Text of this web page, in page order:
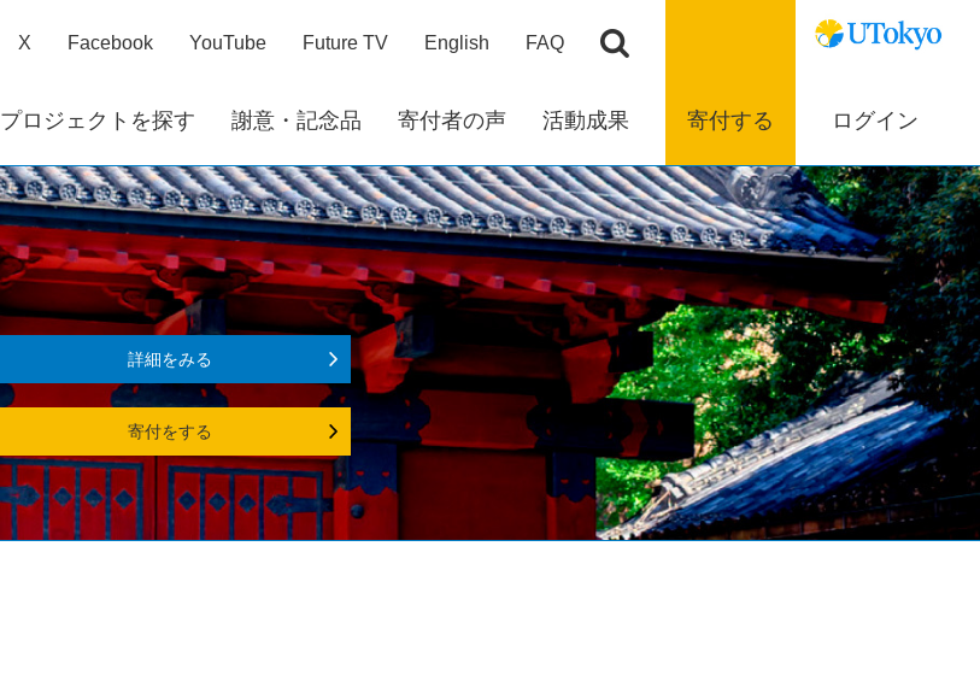
X Facebook YouTube Future TV English FAQ
プロジェクトを探す 謝意・記念品 寄付者の声 活動成果 寄付する ログイン
詳細をみる
寄付をする